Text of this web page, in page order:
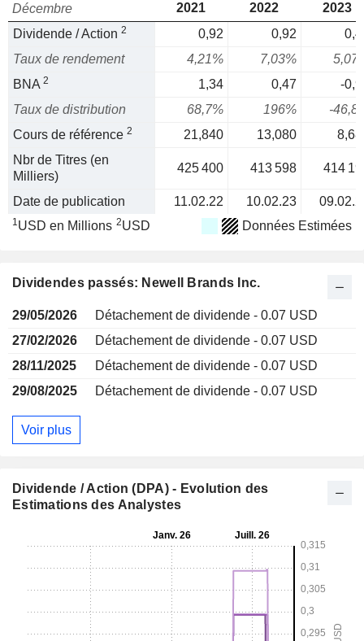
Décembre
2021 2022
2023
Dividende / Action 2 0,92 0,92
Taux de rendement
4,21% 7,03%
BNA 2 1,34 0,47
-
Taux de distribution
68,7% 196%
-
Cours de référence 2 21,840 13,080
Nbr de Titres (en
Milliers)
425 400 413 598 414
Date de publication 11.02.22 10.02.23
1USD en Millions 2USD Données Estimées
Dividendes passés: Newell Brands Inc.
29/05/2026
Détachement de dividende - 0.07 USD
27/02/2026
Détachement de dividende - 0.07 USD
28/11/2025
Détachement de dividende - 0.07 USD
29/08/2025
Détachement de dividende - 0.07 USD
Voir plus
Dividende / Action (DPA) - Evolution des
Estimations des Analystes